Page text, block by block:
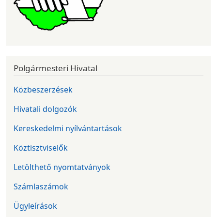
Polgármesteri Hivatal
Közbeszerzések
Hivatali dolgozók
Kereskedelmi nyílvántartások
Köztisztviselők
Letölthető nyomtatványok
Számlaszámok
Ügyleírások